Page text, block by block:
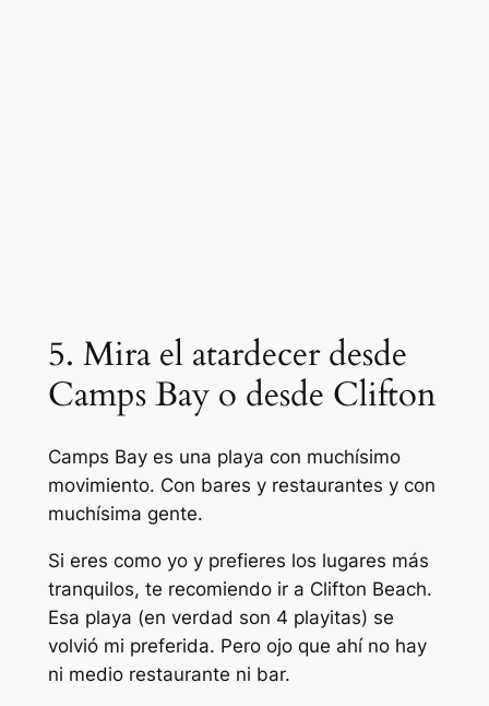
5. Mira el atardecer desde
Camps Bay o desde Clifton
Camps Bay es una playa con muchísimo
movimiento. Con bares y restaurantes y con
muchísima gente.
Si eres como yo y prefieres los lugares más
tranquilos, te recomiendo ir a Clifton Beach.
Esa playa (en verdad son 4 playitas) se
volvió mi preferida. Pero ojo que ahí no hay
ni medio restaurante ni bar.